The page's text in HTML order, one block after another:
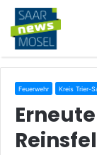
Feuerwehr Kreis Trier-